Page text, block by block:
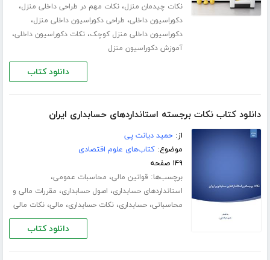
نکات چیدمان منزل،نکات مهم در طراحی داخلی منزل،
دکوراسیون داخلی، طراحی دکوراسیون داخلی منزل،
دکوراسیون داخلی منزل کوچک،نکات دکوراسیون داخلی،
آموزش دکوراسیون منزل
دانلود کتاب
دانلود کتاب نکات برجسته استانداردهای حسابداری ایران
از:حمید دیانت پی
موضوع:کتاب‌های علوم اقتصادی
۱۴۹ صفحه
برچسب‌ها: قوانین مالی، محاسبات عمومی،
استانداردهای حسابداری، اصول حسابداری، مقررات مالی و
محاسباتی،حسابداری،نکات حسابداری، مالی،نکات مالی
دانلود کتاب